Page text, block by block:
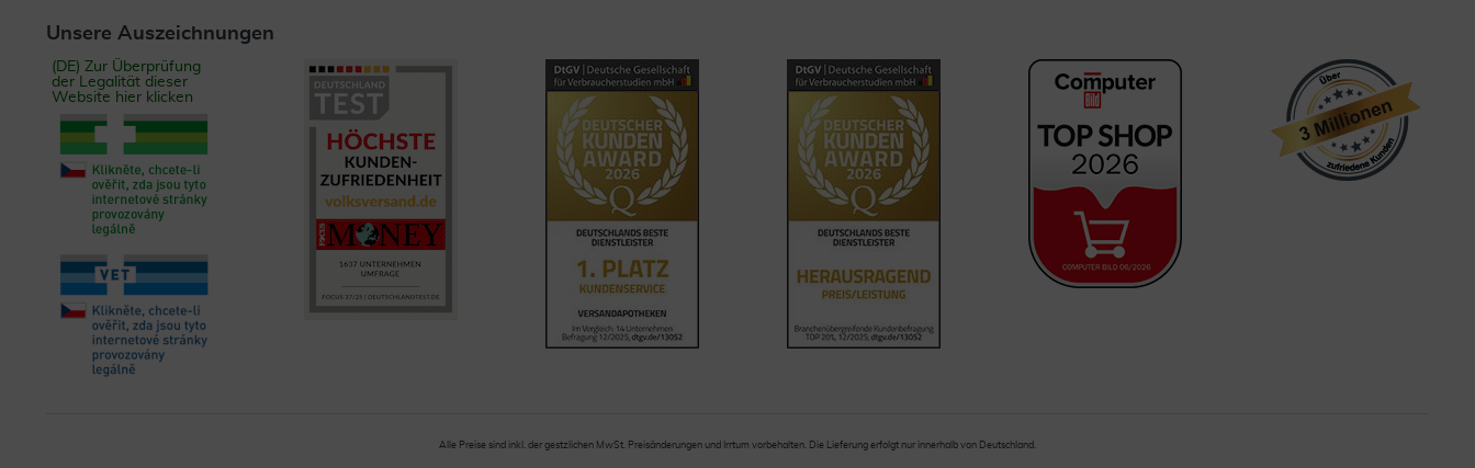
Unsere Auszeichnungen
(DE) Zur Überprüfung
der Legalität dieser
Website hier klicken
Alle Preise sind inkl. der gestzlichen MwSt. Preisänderungen und Irrtum vorbehalten. Die Lieferung erfolgt nur innerhalb von Deutschland.